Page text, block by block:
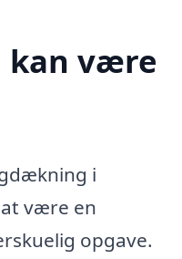
kan være
i
være en
opgave.